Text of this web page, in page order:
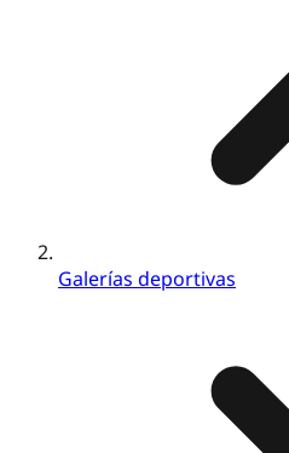
Galerías deportivas